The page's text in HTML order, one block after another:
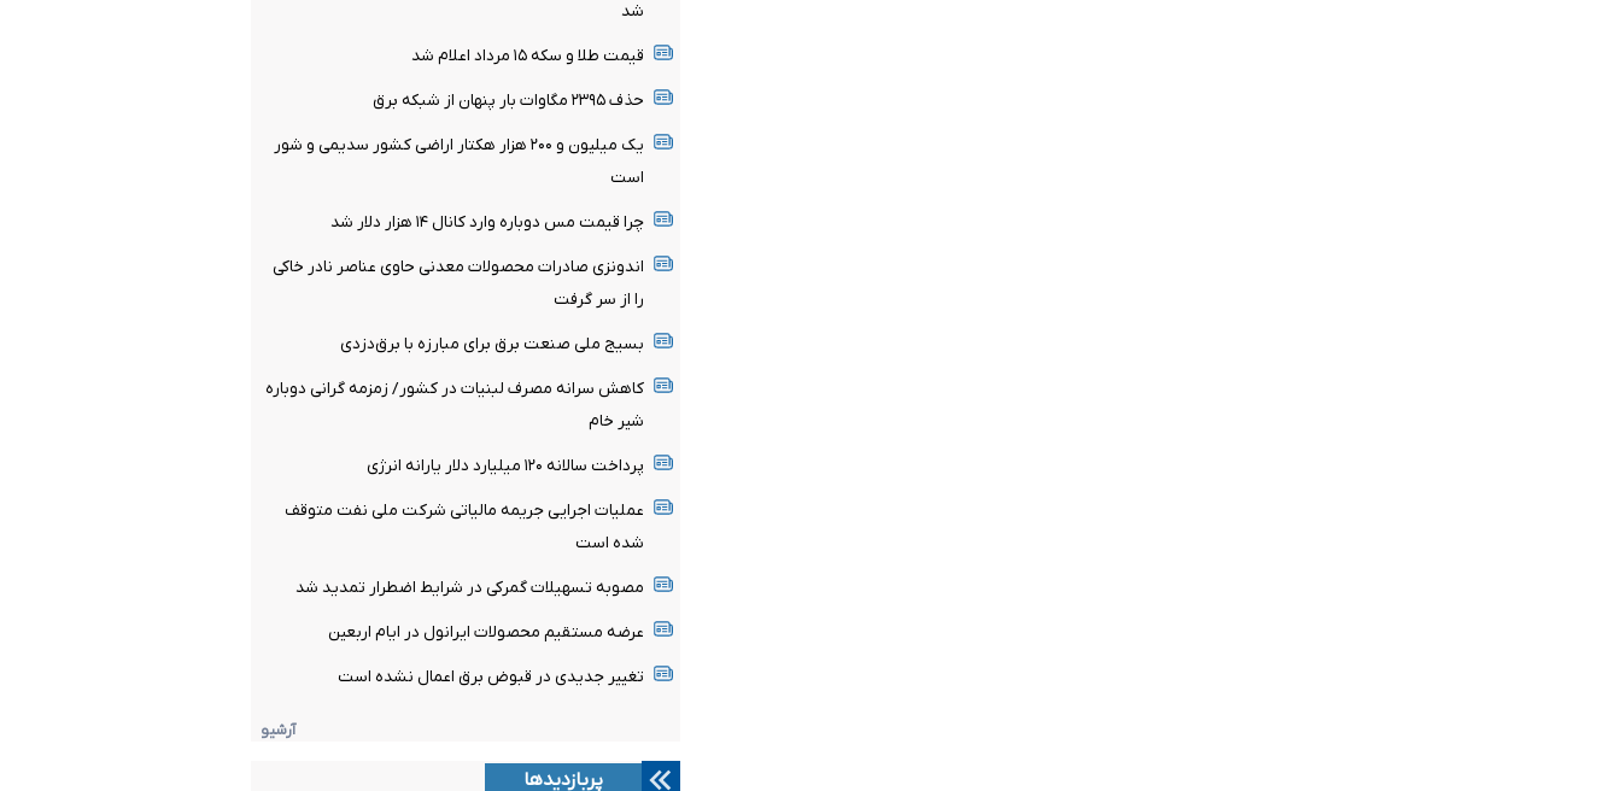
شد
قیمت طلا و سکه ۱۵ مرداد اعلام شد
حذف ۲۳۹۵ مگاوات بار پنهان از شبکه برق
یک میلیون و ۲۰۰ هزار هکتار اراضی کشور سدیمی و شور
است
چرا قیمت مس دوباره وارد کانال ۱۴ هزار دلار شد
اندونزی صادرات محصولات معدنی حاوی عناصر نادر خاکی
را از سر گرفت
بسیج ملی صنعت برق برای مبارزه با برق‌دزدی
کاهش سرانه مصرف لبنیات در کشور/ زمزمه گرانی دوباره
شیر خام
پرداخت سالانه ۱۲۰ میلیارد دلار یارانه انرژی
عملیات اجرایی جریمه مالیاتی شرکت ملی نفت متوقف
شده است
مصوبه تسهیلات گمرکی در شرایط اضطرار تمدید شد
عرضه مستقیم محصولات ایرانول در ایام اربعین
تغییر جدیدی در قبوض برق اعمال نشده است
آرشیو
پربازدیدها